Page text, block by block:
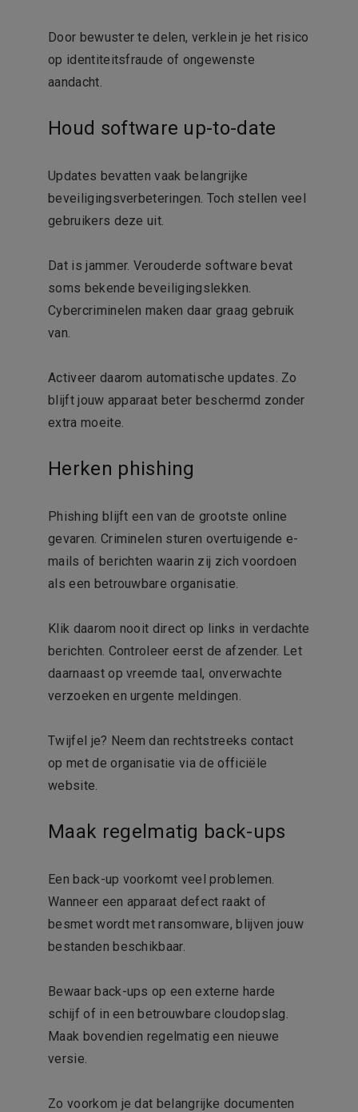
Door bewuster te delen, verklein je het risico
op identiteitsfraude of ongewenste
aandacht.
Houd software up-to-date
Updates bevatten vaak belangrijke
beveiligingsverbeteringen. Toch stellen veel
gebruikers deze uit.
Dat is jammer. Verouderde software bevat
soms bekende beveiligingslekken.
Cybercriminelen maken daar graag gebruik
van.
Activeer daarom automatische updates. Zo
blijft jouw apparaat beter beschermd zonder
extra moeite.
Herken phishing
Phishing blijft een van de grootste online
gevaren. Criminelen sturen overtuigende e-
mails of berichten waarin zij zich voordoen
als een betrouwbare organisatie.
Klik daarom nooit direct op links in verdachte
berichten. Controleer eerst de afzender. Let
daarnaast op vreemde taal, onverwachte
verzoeken en urgente meldingen.
Twijfel je? Neem dan rechtstreeks contact
op met de organisatie via de officiële
website.
Maak regelmatig back-ups
Een back-up voorkomt veel problemen.
Wanneer een apparaat defect raakt of
besmet wordt met ransomware, blijven jouw
bestanden beschikbaar.
Bewaar back-ups op een externe harde
schijf of in een betrouwbare cloudopslag.
Maak bovendien regelmatig een nieuwe
versie.
Zo voorkom je dat belangrijke documenten